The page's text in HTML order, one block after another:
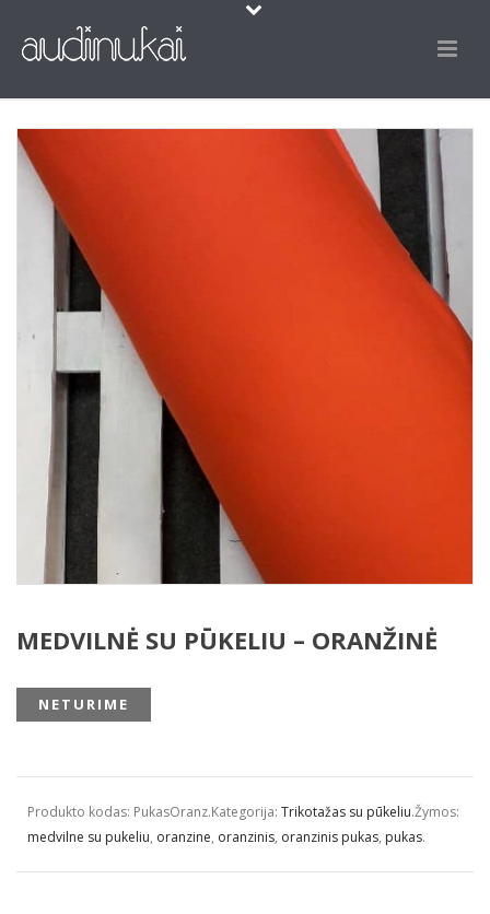
MEDVILNĖ SU PŪKELIU – ORANŽINĖ
NETURIME
Produkto kodas: PukasOranz.Kategorija: Trikotažas su pūkeliu.Žymos:
medvilne su pukeliu, oranzine, oranzinis, oranzinis pukas, pukas.